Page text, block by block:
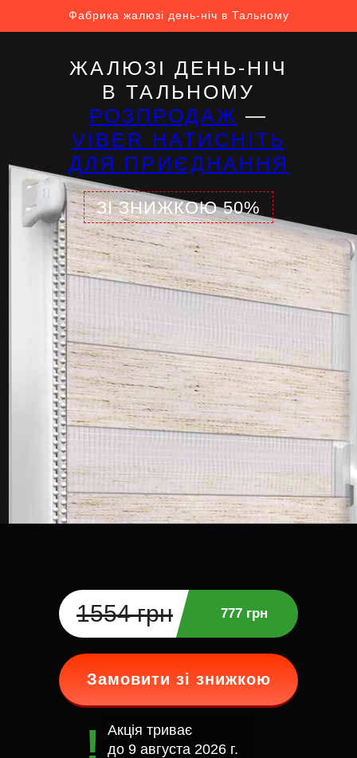
Фабрика жалюзі день-ніч в Тальному
ЖАЛЮЗІ ДЕНЬ-НІЧ
В ТАЛЬНОМУ
РОЗПРОДАЖ —
VIBER НАТИСНІТЬ
ДЛЯ ПРИЄДНАННЯ
ЗІ ЗНИЖКОЮ 50%
1554 грн 777 грн
Замовити зі знижкою
Акція триває
до 9 августа 2026 г.